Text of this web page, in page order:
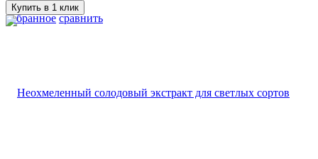
избранное сравнить